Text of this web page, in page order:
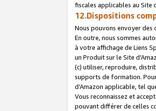
fiscales applicables au Site
12.Dispositions
Nous pouvons envoyer des
En outre, nous sommes
à votre affichage de Liens
un Produit sur le Site
(c) utiliser, reproduire,
supports de formation.
d’Amazon applicable, tel
Vous reconnaissez et
pouvant différer de celles